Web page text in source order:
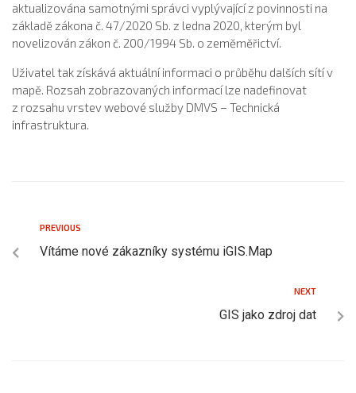
aktualizována samotnými správci vyplývající z povinnosti na
základě zákona č. 47/2020 Sb. z ledna 2020, kterým byl
novelizován zákon č. 200/1994 Sb. o zeměměřictví.
Uživatel tak získává aktuální informaci o průběhu dalších sítí v
mapě. Rozsah zobrazovaných informací lze nadefinovat
z rozsahu vrstev webové služby DMVS – Technická
infrastruktura.
PREVIOUS
Vítáme nové zákazníky systému iGIS.Map
NEXT
GIS jako zdroj dat